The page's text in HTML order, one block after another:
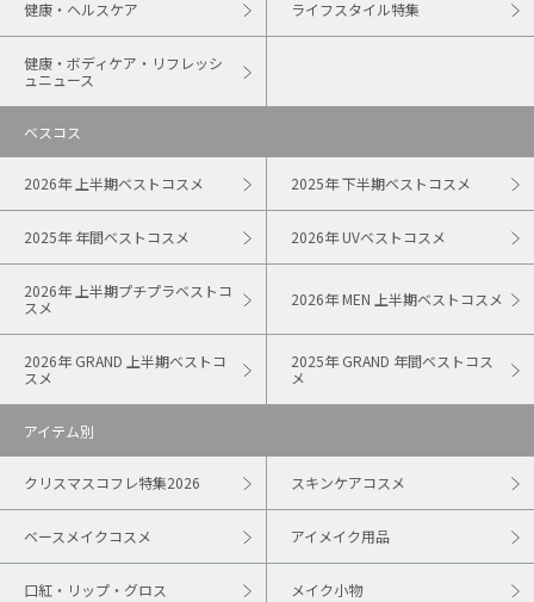
健康・ヘルスケア ライフスタイル特集
健康・ボディケア・リフレッシ
ュニュース
ベスコス
2026年 上半期ベストコスメ 2025年 下半期ベストコスメ
2025年 年間ベストコスメ 2026年 UVベストコスメ
2026年 上半期プチプラベストコ
スメ
2026年 MEN 上半期ベストコスメ
2026年 GRAND 上半期ベストコ
スメ
2025年 GRAND 年間ベストコス
メ
アイテム別
クリスマスコフレ特集2026 スキンケアコスメ
ベースメイクコスメ アイメイク用品
口紅・リップ・グロス メイク小物